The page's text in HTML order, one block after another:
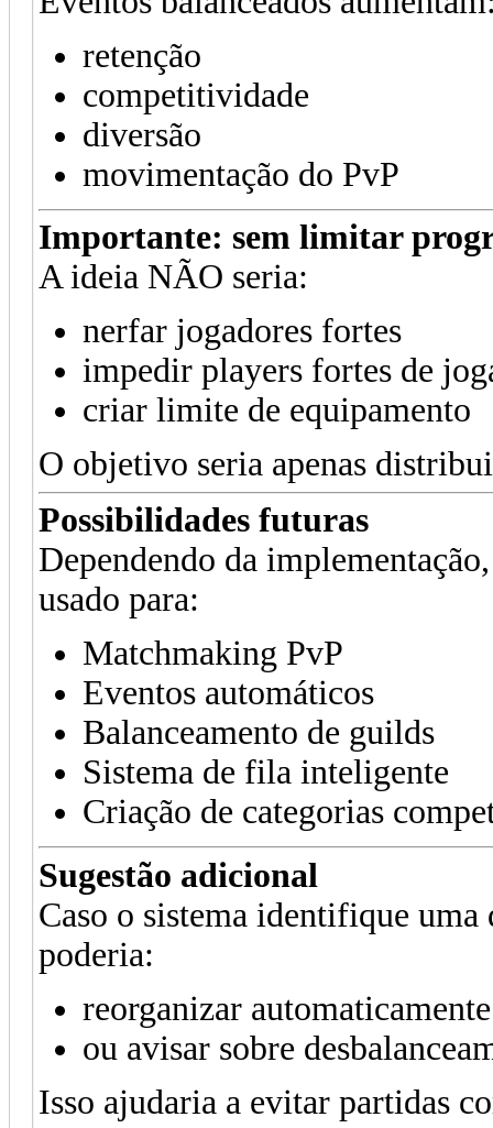
retenção
competitividade
diversão
movimentação do PvP
Importante: sem limitar
A ideia NÃO seria:
nerfar jogadores fortes
impedir players fortes de
criar limite de equipamento
O objetivo seria apenas
Possibilidades futuras
Dependendo da
usado para:
Matchmaking PvP
Eventos automáticos
Balanceamento de guilds
Sistema de fila inteligente
Criação de categorias
Sugestão adicional
Caso o sistema identifique
poderia:
reorganizar
ou avisar sobre
Isso ajudaria a evitar partidas